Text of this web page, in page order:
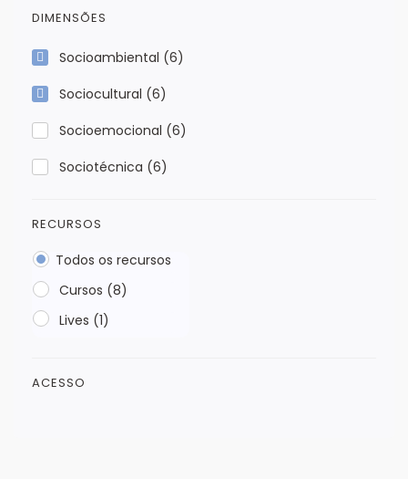
DIMENSÕES
Socioambiental (6)
Sociocultural (6)
Socioemocional (6)
Sociotécnica (6)
RECURSOS
Todos os recursos
Cursos (8)
Lives (1)
ACESSO